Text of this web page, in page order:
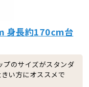
身長約170cm台
プのサイズがスタンダ
い方にオススメで